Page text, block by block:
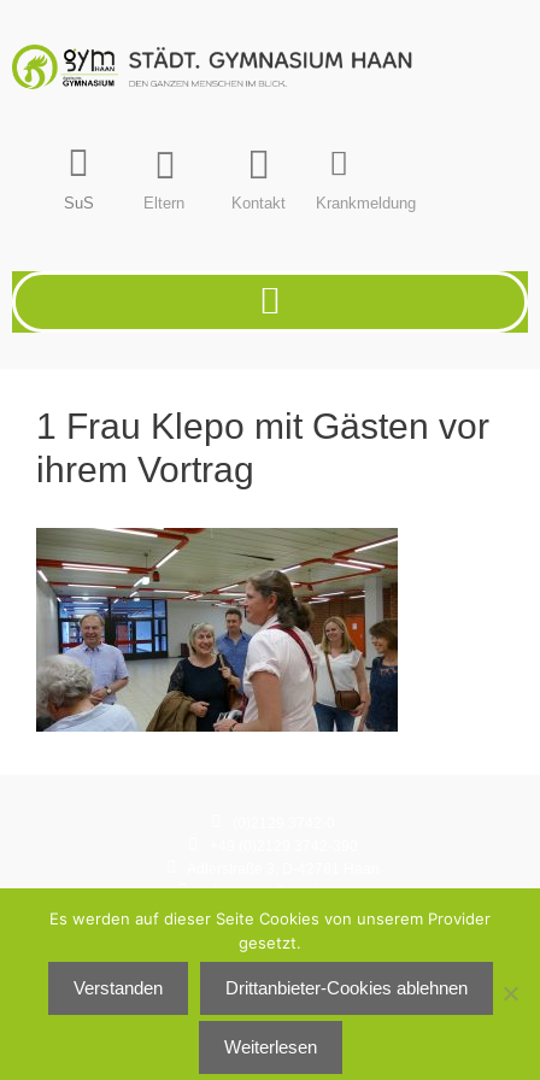
SuS Eltern Kontakt Krankmeldung
1 Frau Klepo mit Gästen vor
ihrem Vortrag
schulbuero@gymhaan.de
Instagram: gymnasium.haan
© Städtisches Gymnasium Haan 2026
Impressum
Es werden auf dieser Seite Cookies von unserem Provider
gesetzt.
Verstanden Drittanbieter-Cookies ablehnen
Weiterlesen